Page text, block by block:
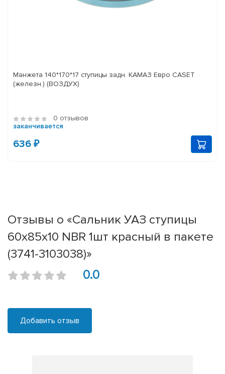
Манжета 140*170*17 ступицы задн. КАМАЗ Евро CASET
(железн.) (ВОЗДУХ)
0 отзывов
заканчивается
636 ₽
Отзывы о «Сальник УАЗ ступицы
60х85х10 NBR 1шт красный в пакете
(3741-3103038)»
0.0
Добавить отзыв